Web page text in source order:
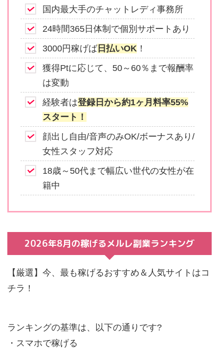
国内最大手のチャットレディ事務所
24時間365日体制で個別サポートあり
3000円稼げば 日払いOK ！
獲得Ptに応じて、50～60％まで報酬率
は変動
経験者は登録日から約1ヶ月料率55%
スタート！
顔出し自由/音声のみOK/ボーナスあり/
女性スタッフ対応
18歳～50代まで幅広い世代の女性が在
籍中
2026年8月の稼げるメルレ副業ランキング
【厳選】今、最も稼げるおすすめ＆人気サイトはコ
チラ！
ランキングの基準は、以下の通りです?
・スマホで稼げる